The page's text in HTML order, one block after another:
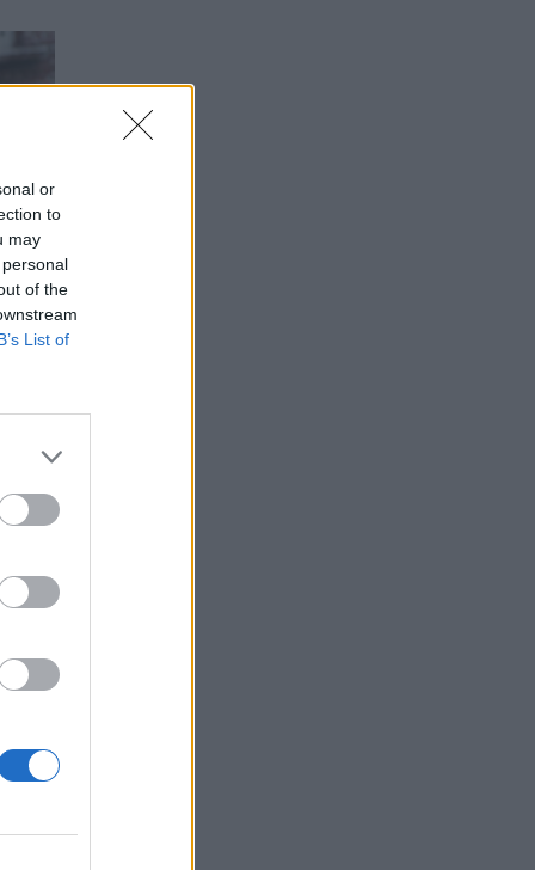
or
to
may
of the
List of
-